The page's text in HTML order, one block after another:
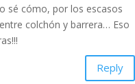
sé cómo, por los escasos
colchón y barrera… Eso
Reply